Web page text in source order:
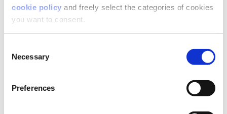
cookie policy and freely select the categories of cookies
you want to consent.
Selection
Necessary
Preferences